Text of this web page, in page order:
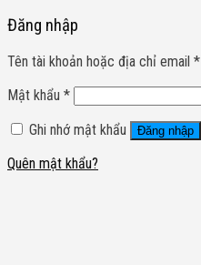
Đăng nhập
Tên tài khoản hoặc địa chỉ email *
Mật khẩu *
Ghi nhớ mật khẩu
Đăng nhập
Quên mật khẩu?